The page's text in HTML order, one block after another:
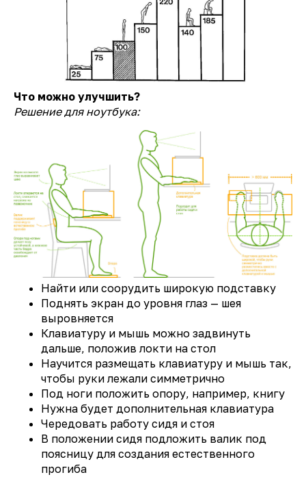
Что можно улучшить?
Решение для ноутбука:
Найти или соорудить широкую подставку
Поднять экран до уровня глаз — шея
выровняется
Клавиатуру и мышь можно задвинуть
дальше, положив локти на стол
Научится размещать клавиатуру и мышь так,
чтобы руки лежали симметрично
Под ноги положить опору, например, книгу
Нужна будет дополнительная клавиатура
Чередовать работу сидя и стоя
В положении сидя подложить валик под
поясницу для создания естественного
прогиба